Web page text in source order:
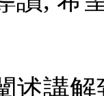
述講